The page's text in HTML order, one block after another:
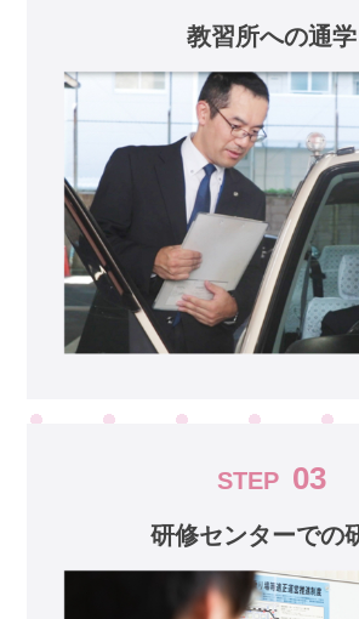
教習所への通学
STEP 03
研修センターでの